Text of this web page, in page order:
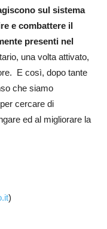
sul sistema
e combattere il
presenti nel
una volta attivato,
E così, dopo tante
che siamo
cercare di
ed al migliorare la
)